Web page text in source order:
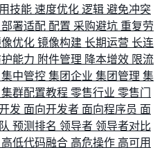
技能 速度优化 逻辑 避免冲突
部署适配 配置 采购避坑 重复劳
优化 镜像构建 长期运营 长连
护能力 附件管理 降本增效 限流
集中管控 集团企业 集团管理 集
集群配置教程 零售行业 零售门
发 面向开发者 面向程序员 面
预测排名 领导者 领导者对比
高低代码融合 高危操作 高可用